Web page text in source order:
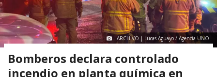
ARCHIVO | Lucas Aguayo / Agencia UNO
Bomberos declara controlado
incendio en planta química en